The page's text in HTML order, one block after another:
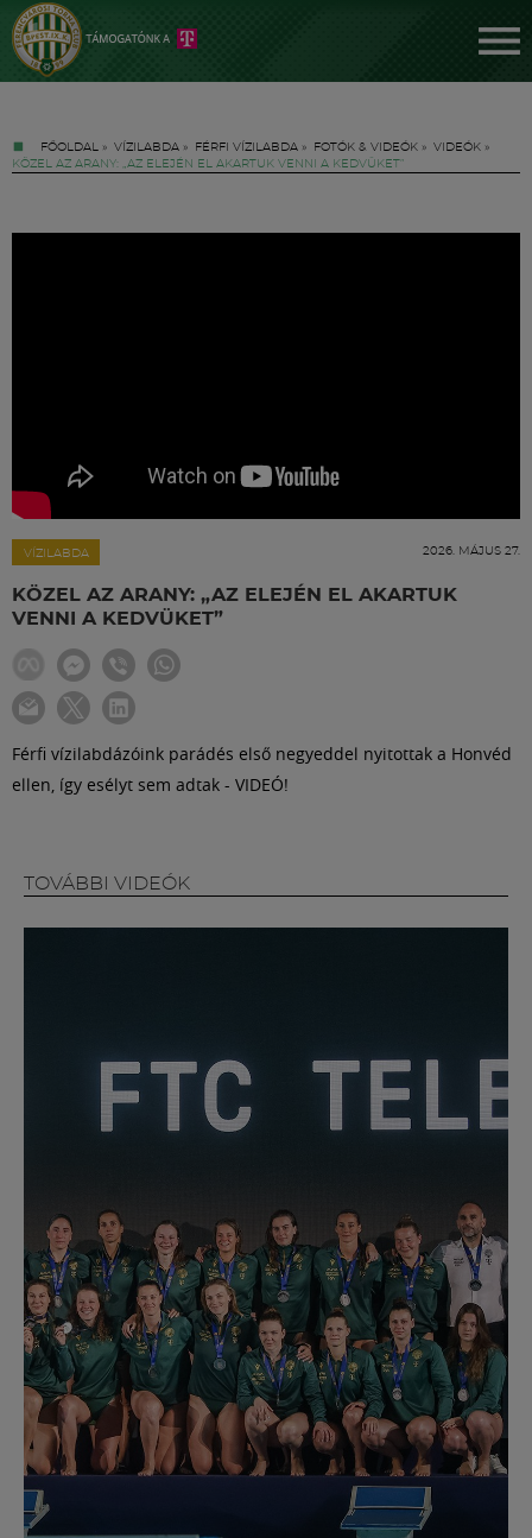
FŐOLDAL » VÍZILABDA » FÉRFI VÍZILABDA » FOTÓK & VIDEÓK » VIDEÓK »
KÖZEL AZ ARANY: „AZ ELEJÉN EL AKARTUK VENNI A KEDVÜKET”
VÍZILABDA 2026. MÁJUS 27.
KÖZEL AZ ARANY: „AZ ELEJÉN EL AKARTUK
VENNI A KEDVÜKET”
Férfi vízilabdázóink parádés első negyeddel nyitottak a Honvéd
ellen, így esélyt sem adtak - VIDEÓ!
TOVÁBBI VIDEÓK
Hírek
Labdarúgás
Szakosztályok
Meccscenter
Klub
Múzeum